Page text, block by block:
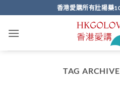
to
content
香港愛購所有壯陽藥
TAG